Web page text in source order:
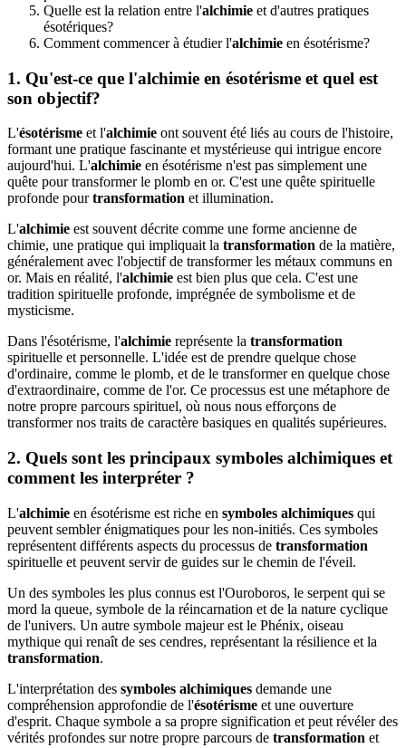
Quelle est la relation entre l'alchimie et d'autres pratiques
ésotériques?
Comment commencer à étudier l'alchimie en ésotérisme?
1. Qu'est-ce que l'alchimie en ésotérisme et quel est
son objectif?
L'ésotérisme et l'alchimie ont souvent été liés au cours de l'histoire,
formant une pratique fascinante et mystérieuse qui intrigue encore
aujourd'hui. L'alchimie en ésotérisme n'est pas simplement une
quête pour transformer le plomb en or. C'est une quête spirituelle
profonde pourtransformation et illumination.
L'alchimie est souvent décrite comme une forme ancienne de
chimie, une pratique qui impliquait la transformation de la matière,
généralement avec l'objectif de transformer les métaux communs en
or. Mais en réalité, l'alchimie est bien plus que cela. C'est une
tradition spirituelle profonde, imprégnée de symbolisme et de
mysticisme.
Dans l'ésotérisme, l'alchimie représente la transformation
spirituelle et personnelle. L'idée est de prendre quelque chose
d'ordinaire, comme le plomb, et de le transformer en quelque chose
d'extraordinaire, comme de l'or. Ce processus est une métaphore de
notre propre parcours spirituel, où nous nous efforçons de
transformer nos traits de caractère basiques en qualités supérieures.
2. Quels sont les principaux symboles alchimiques et
comment les interpréter ?
L'alchimie en ésotérisme est riche en symboles alchimiques qui
peuvent sembler énigmatiques pour les non-initiés. Ces symboles
représentent différents aspects du processus de transformation
spirituelle et peuvent servir de guides sur le chemin de l'éveil.
Un des symboles les plus connus est l'Ouroboros, le serpent qui se
mord la queue, symbole de la réincarnation et de la nature cyclique
de l'univers. Un autre symbole majeur est le Phénix, oiseau
mythique qui renaît de ses cendres, représentant la résilience et la
transformation.
L'interprétation des symboles alchimiques demande une
compréhension approfondie de l'ésotérisme et une ouverture
d'esprit. Chaque symbole a sa propre signification et peut révéler des
vérités profondes sur notre propre parcours de transformation et